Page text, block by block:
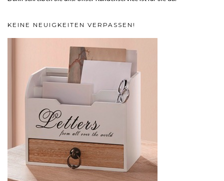
KEINE NEUIGKEITEN VERPASSEN!